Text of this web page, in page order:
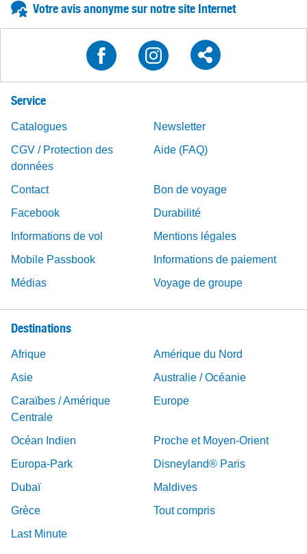
Votre avis anonyme sur notre site Internet
Service
Catalogues
Newsletter
CGV / Protection des
données
Aide (FAQ)
Contact
Bon de voyage
Facebook
Durabilité
Informations de vol
Mentions légales
Mobile Passbook
Informations de paiement
Médias
Voyage de groupe
Destinations
Afrique
Amérique du Nord
Asie
Australie / Océanie
Caraïbes / Amérique
Centrale
Europe
Océan Indien
Proche et Moyen-Orient
Europa-Park
Disneyland® Paris
Dubaï
Maldives
Grèce
Tout compris
Last Minute